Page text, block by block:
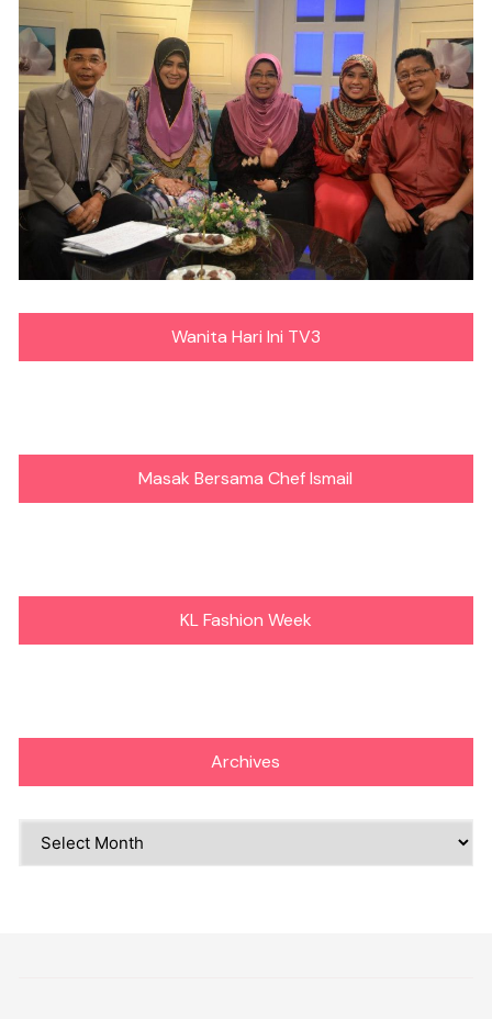
Wanita Hari Ini TV3
Masak Bersama Chef Ismail
KL Fashion Week
Archives
Archives